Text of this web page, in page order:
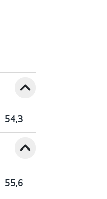
expand_less
54,3
expand_less
55,6